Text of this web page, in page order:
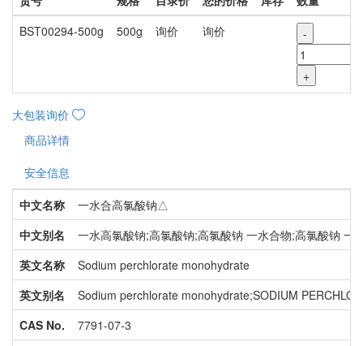
BST00294-500g
500g 询价 询价 -
+
大包装询价
商品详情
安全信息
中文名称
一水合高氯酸钠△
中文别名
一水高氯酸钠;高氯酸钠;高氯酸钠 一水合物;高氯酸钠
英文名称
Sodium perchlorate monohydrate
英文别名
Sodium perchlorate monohydrate;SODIUM
CAS No.
7791-07-3